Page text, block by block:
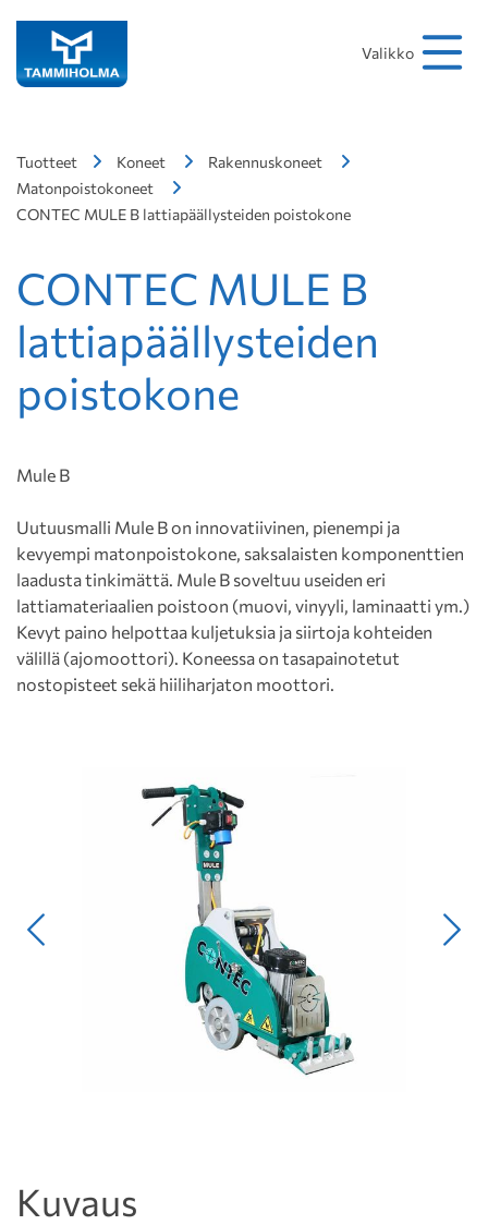
Valikko
Tuotteet Koneet
Rakennuskoneet
Matonpoistokoneet
CONTEC MULE B lattiapäällysteiden poistokone
CONTEC MULE B
lattiapäällysteiden
poistokone
Mule B
Uutuusmalli Mule B on innovatiivinen, pienempi ja
kevyempi matonpoistokone, saksalaisten komponenttien
laadusta tinkimättä. Mule B soveltuu useiden eri
lattiamateriaalien poistoon (muovi, vinyyli, laminaatti ym.)
Kevyt paino helpottaa kuljetuksia ja siirtoja kohteiden
välillä (ajomoottori). Koneessa on tasapainotetut
nostopisteet sekä hiiliharjaton moottori.
Edellinen
Kuvaus